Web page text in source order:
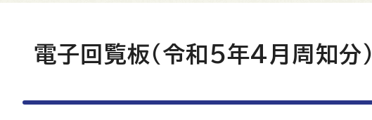
電子回覧板（令和5年4月周知分）